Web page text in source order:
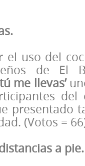
el uso del
de El
me llevas’
del
presentado
(Votos =
a pie.